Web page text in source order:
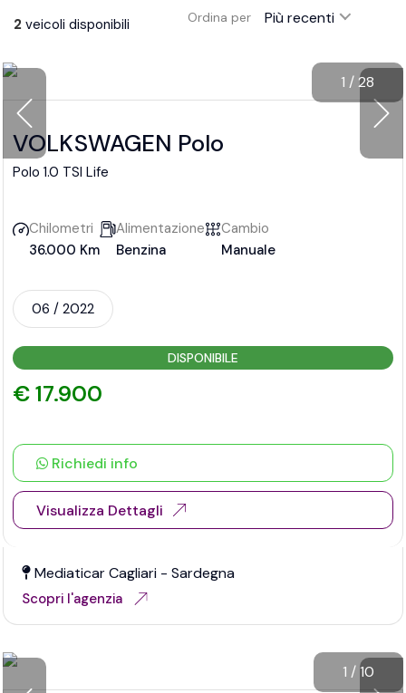
2 veicoli disponibili Ordina per Più recenti
1 /28
VOLKSWAGEN Polo
Polo 1.0 TSI Life
Chilometri
36.000 Km
Alimentazione
Benzina
Cambio
Manuale
06 / 2022
DISPONIBILE
€ 17.900
Richiedi info
Visualizza Dettagli
Mediaticar Cagliari - Sardegna
Scopri l'agenzia
1 /10